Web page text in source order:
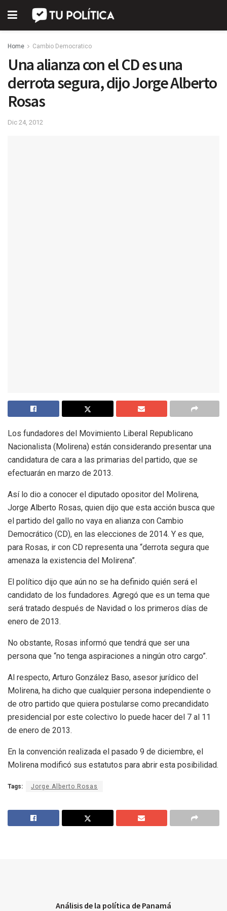
Home Cambio Democratico
Una alianza con el CD es una
derrota segura, dijo Jorge Alberto
Rosas
Dic 24, 2012
Los fundadores del Movimiento Liberal Republicano
Nacionalista (Molirena) están considerando presentar una
candidatura de cara a las primarias del partido, que se
efectuarán en marzo de 2013.
Así lo dio a conocer el diputado opositor del Molirena,
Jorge Alberto Rosas, quien dijo que esta acción busca que
el partido del gallo no vaya en alianza con Cambio
Democrático (CD), en las elecciones de 2014. Y es que,
para Rosas, ir con CD representa una “derrota segura que
amenaza la existencia del Molirena”.
El político dijo que aún no se ha definido quién será el
candidato de los fundadores. Agregó que es un tema que
será tratado después de Navidad o los primeros días de
enero de 2013.
No obstante, Rosas informó que tendrá que ser una
persona que “no tenga aspiraciones a ningún otro cargo”.
Al respecto, Arturo González Baso, asesor jurídico del
Molirena, ha dicho que cualquier persona independiente o
de otro partido que quiera postularse como precandidato
presidencial por este colectivo lo puede hacer del 7 al 11
de enero de 2013.
En la convención realizada el pasado 9 de diciembre, el
Molirena modificó sus estatutos para abrir esta posibilidad.
Tags: Jorge Alberto Rosas
Análisis de la política de Panamá